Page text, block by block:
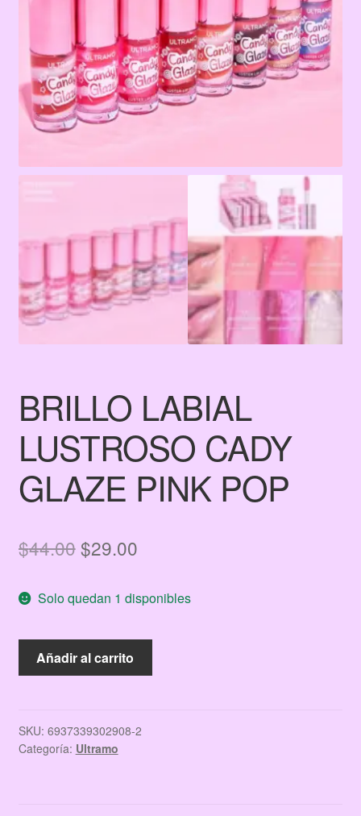
BRILLO LABIAL
LUSTROSO CADY
GLAZE PINK POP
$44.00El
original
era:
$44.00.
$29.00El
actual
es:
Solo quedan 1 disponibles
BRILLO
LABIAL
GLAZE
PINK
Añadir al carrito
SKU: 6937339302908-2
Categoría: Ultramo